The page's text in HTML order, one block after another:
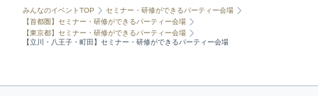
みんなのイベントTOP
セミナー・研修ができるパーティー会場
【首都圏】セミナー・研修ができるパーティー会場
【東京都】セミナー・研修ができるパーティー会場
【立川・八王子・町田】セミナー・研修ができるパーティー会場